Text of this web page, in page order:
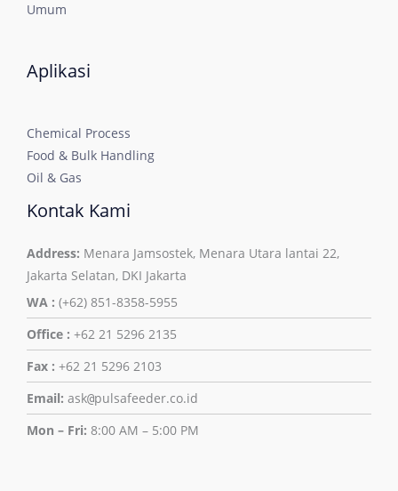
Umum
Aplikasi
Chemical Process
Food & Bulk Handling
Oil & Gas
Kontak Kami
Address: Menara Jamsostek, Menara Utara lantai 22,
Jakarta Selatan, DKI Jakarta
WA : (+62) 851-8358-5955
Office : +62 21 5296 2135
Fax : +62 21 5296 2103
Email: ask@pulsafeeder.co.id
Mon – Fri: 8:00 AM – 5:00 PM